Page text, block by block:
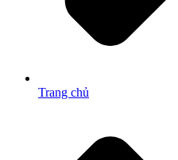
Trang chủ